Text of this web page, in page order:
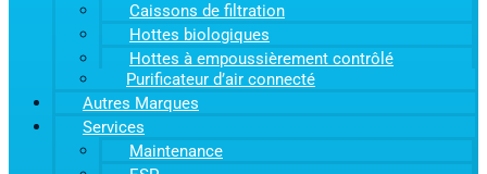
Caissons de filtration
Hottes biologiques
Hottes à empoussièrement contrôlé
Purificateur d’air connecté
Autres Marques
Services
Maintenance